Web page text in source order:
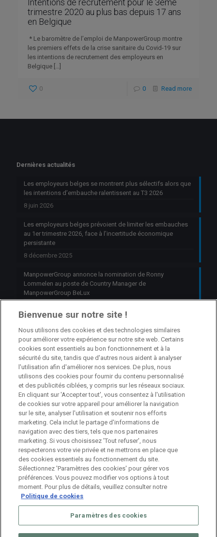
Intentions de recrutement pour le 3ème
trimestre 2020 au plus bas depuis 17 ans
en Belgique
* Le baromètre de l’emploi de ManpowerGroup montre
les premiers effets de la crise sanitaire du Covid-19 sur
les intentions de recrutement des employeurs en
Belgique […]
0 0 Read more
Dernières actualités
Les employeurs belges se montrent plus sélectifs alors que
les intentions d’embauche ralentissent au T3 2026
8 juin 2026
Les employeurs belges prévoient de limiter les embauches
au 1er trimestre 2026, face à l’incertitude économique
persistante
8 décembre 2025
ManpowerGroup annonce la nomination de Ronny
Lommelen au poste de Country Manager de
ManpowerGroup BeLux
Jobs
Branch Manager Namur
Namur Temps plein
Branch Manager Anderlecht
Anderlecht Temps plein
Job étudiant – HR Consultant
Anderlecht Temporaire
Bienvenue sur notre site !
Nous utilisons des cookies et des technologies similaires
pour améliorer votre expérience sur notre site web. Certains
cookies sont essentiels au bon fonctionnement et à la
sécurité du site, tandis que d'autres nous aident à analyser
l'utilisation afin d'améliorer nos services. De plus, nous
utilisons des cookies pour fournir du contenu personnalisé
et des publicités ciblées, y compris sur les réseaux sociaux.
En cliquant sur 'Accepter tout', vous consentez à l'utilisation
de cookies sur votre appareil pour améliorer la navigation
sur le site, analyser l'utilisation et soutenir nos efforts
marketing. Cela inclut le partage d'informations de
navigation avec des tiers, tels que nos partenaires
marketing. Si vous choisissez 'Tout refuser', nous
respecterons votre vie privée et ne mettrons en place que
des cookies essentiels au fonctionnement du site.
Sélectionnez 'Paramètres des cookies' pour gérer vos
préférences. Vous pouvez modifier vos options à tout
moment. Pour plus de détails, veuillez consulter notre
Politique de cookies
Paramètres des cookies